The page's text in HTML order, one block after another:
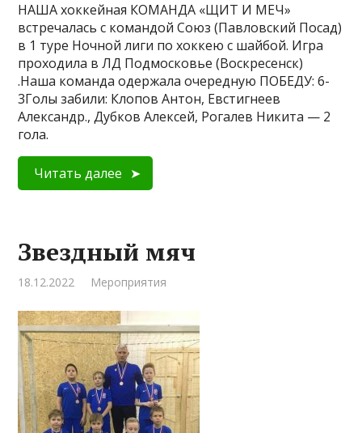
НАША хоккейная КОМАНДА «ЩИТ И МЕЧ»
встречалась с командой Союз (Павловский Посад)
в 1 туре Ночной лиги по хоккею с шайбой. Игра
проходила в ЛД Подмосковье (Воскресенск)
.Наша команда одержала очередную ПОБЕДУ: 6-
3Голы забили: Клопов Антон, Евстигнеев
Александр., Дубков Алексей, Рогалев Никита — 2
гола.
Читать далее
Звездный мяч
18.12.2022 Мероприятия